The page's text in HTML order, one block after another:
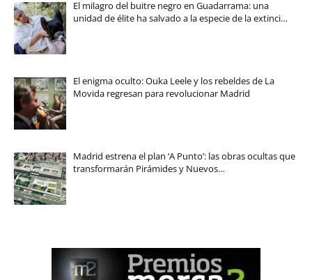
El milagro del buitre negro en Guadarrama: una
unidad de élite ha salvado a la especie de la extinci…
El enigma oculto: Ouka Leele y los rebeldes de La
Movida regresan para revolucionar Madrid
Madrid estrena el plan ‘A Punto’: las obras ocultas que
transformarán Pirámides y Nuevos…